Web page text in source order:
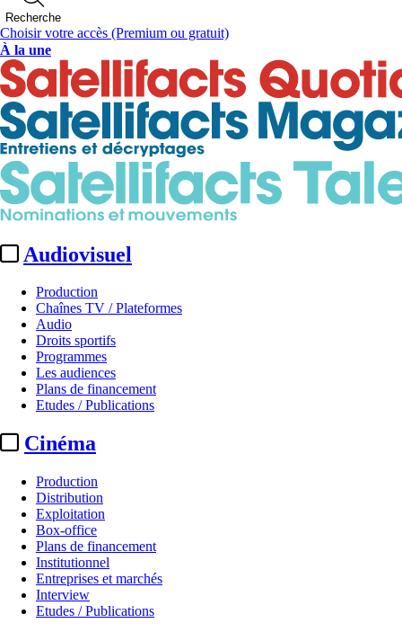
Recherche
Choisir votre accès (Premium ou gratuit)
À la une
Audiovisuel
Production
Chaînes TV / Plateformes
Audio
Droits sportifs
Programmes
Les audiences
Plans de financement
Etudes / Publications
Cinéma
Production
Distribution
Exploitation
Box-office
Plans de financement
Institutionnel
Entreprises et marchés
Interview
Etudes / Publications